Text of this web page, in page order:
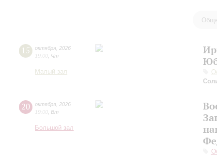
15 октября 2026
19:00
Чт
Малый зал
20 октября 2026
19:00
Вт
Большой зал